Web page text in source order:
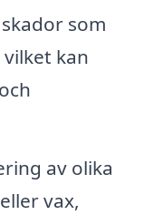
som
kan
av olika
vax,